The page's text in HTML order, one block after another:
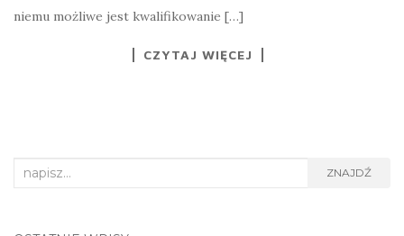
niemu możliwe jest kwalifikowanie […]
CZYTAJ WIĘCEJ
Search
ZNAJDŹ